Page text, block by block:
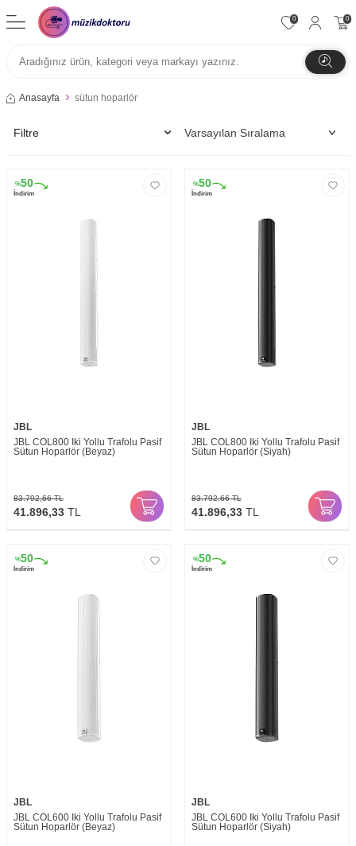
0 0
Anasayfa sütun hoparlör
Filtre
%50
İndirim
JBL
JBL COL800 İki Yollu Trafolu Pasif
Sütun Hoparlör (Beyaz)
83.792,66TL
41.896,33 TL
%50
İndirim
JBL
JBL COL800 İki Yollu Trafolu Pasif
Sütun Hoparlör (Siyah)
83.792,66TL
41.896,33 TL
%50
İndirim
JBL
JBL COL600 İki Yollu Trafolu Pasif
Sütun Hoparlör (Beyaz)
%50
İndirim
JBL
JBL COL600 İki Yollu Trafolu Pasif
Sütun Hoparlör (Siyah)